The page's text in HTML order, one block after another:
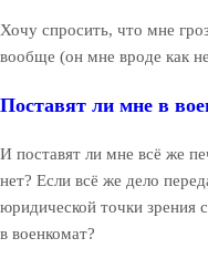
Хочу спросить, что мне
вообще (он мне вроде как
Поставят ли мне в
И поставят ли мне всё же
нет? Если всё же дело
юридической точки зрения
в военкомат?